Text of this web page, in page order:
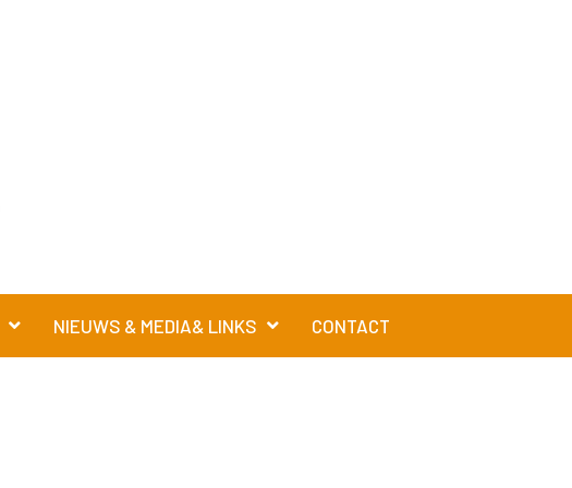
NIEUWS & MEDIA& LINKS CONTACT